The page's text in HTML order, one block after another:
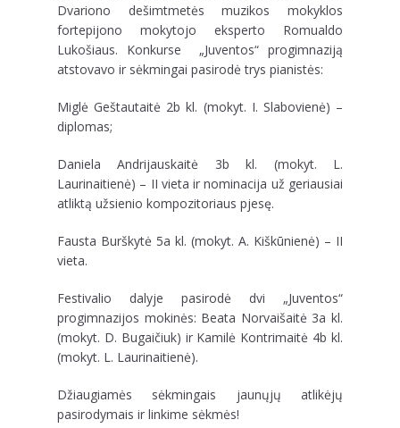
Dvariono dešimtmetės muzikos mokyklos
fortepijono mokytojo eksperto Romualdo
Lukošiaus. Konkurse „Juventos“ progimnaziją
atstovavo ir sėkmingai pasirodė trys pianistės:
Miglė Geštautaitė 2b kl. (mokyt. I. Slabovienė) –
diplomas;
Daniela Andrijauskaitė 3b kl. (mokyt. L.
Laurinaitienė) – II vieta ir nominacija už geriausiai
atliktą užsienio kompozitoriaus pjesę.
Fausta Burškytė 5a kl. (mokyt. A. Kiškūnienė) – II
vieta.
Festivalio dalyje pasirodė dvi „Juventos“
progimnazijos mokinės: Beata Norvaišaitė 3a kl.
(mokyt. D. Bugaičiuk) ir Kamilė Kontrimaitė 4b kl.
(mokyt. L. Laurinaitienė).
Džiaugiamės sėkmingais jaunųjų atlikėjų
pasirodymais ir linkime sėkmės!